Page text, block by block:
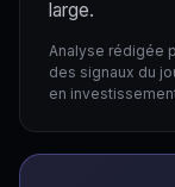
large.
Analyse rédigée
des signaux du
en